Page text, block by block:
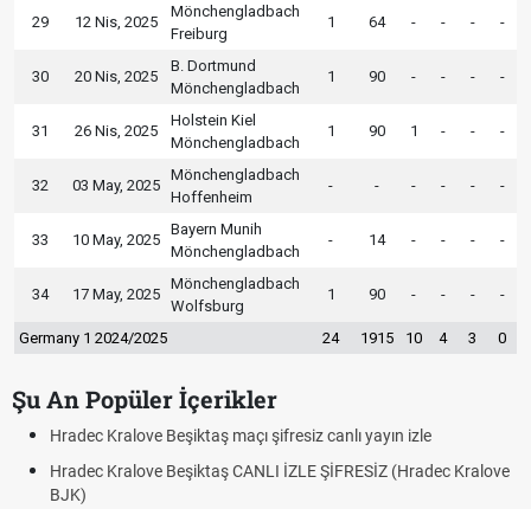
29 12 Nis, 2025
Mönchengladbach
Freiburg
1 64 - - - -
30 20 Nis, 2025
B. Dortmund
Mönchengladbach
1 90 - - - -
31 26 Nis, 2025
Holstein Kiel
Mönchengladbach
1 90 1 - - -
32 03 May, 2025
Mönchengladbach
Hoffenheim
- - - - - -
33 10 May, 2025
Bayern Munih
Mönchengladbach
- 14 - - - -
34 17 May, 2025
Mönchengladbach
Wolfsburg
1 90 - - - -
Germany 1 2024/2025 24 1915 10 4 3 0
Şu An Popüler İçerikler
canlı yayın izle
ŞİFRESİZ (Hradec Kralove
Hradec Kralove - Beşiktaş maçı
Hradec Kralove Beşiktaş maçı